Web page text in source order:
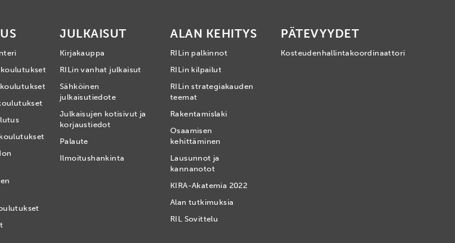
JULKAISUT
Kirjakauppa
RILin vanhat julkaisut
Sähköinen
julkaisutiedote
Julkaisujen kotisivut ja
korjaustiedot
Palaute
Ilmoitushankinta
ALAN KEHITYS
RILin palkinnot
RILin kilpailut
RILin strategiakauden
teemat
Rakentamislaki
Osaamisen
kehittäminen
Lausunnot ja
kannanotot
KIRA-Akatemia 2022
Alan tutkimuksia
RIL Sovittelu
PÄTEVYYDET
Kosteudenhallintakoordinaattori